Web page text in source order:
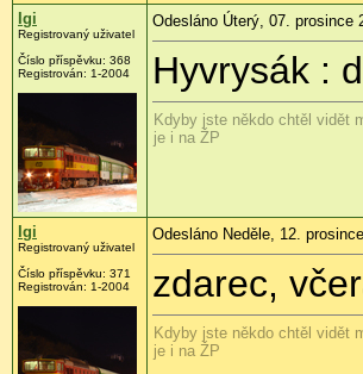
Igi
Registrovaný uživatel
Číslo příspěvku: 368
Registrován: 1-2004
Odesláno Úterý, 07. prosince
Hyvrysák :
Kdyby jste někdo chtěl vidět
je i na ŽP
Igi
Registrovaný uživatel
Číslo příspěvku: 371
Registrován: 1-2004
Odesláno Neděle, 12.
zdarec,
Kdyby jste někdo chtěl vidět
je i na ŽP